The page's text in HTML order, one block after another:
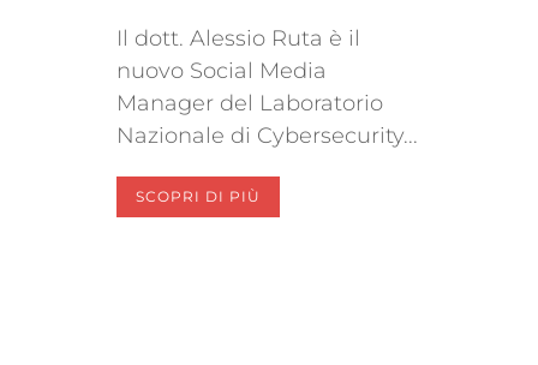
Il dott. Alessio Ruta è il
nuovo Social Media
Manager del Laboratorio
Nazionale di Cybersecurity...
SCOPRI DI PIÙ